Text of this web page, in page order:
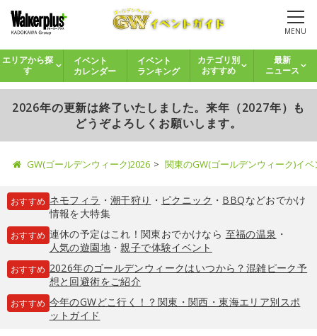
MENU
エリアから探
す
イベント
カレンダー
イベント
ランキング
カテゴリ別
おすすめ
最新
ニュース
2026年の更新は終了いたしました。来年（2027年）も
どうぞよろしくお願いします。
GW(ゴールデンウィーク)2026 関東のGW(ゴールデンウィーク)イ
おすすめ ネモフィラ ・ 潮干狩り ・ ピクニック ・ BBQなどおでかけ
情報を大特集
おすすめ 連休の予定はこれ！関東おでかけなら 至福の温泉 ・
人気の遊園地・親子で体験イベント
おすすめ 2026年のゴールデンウィークはいつから？混雑ピーク予
想と回避術をご紹介
おすすめ 今年のGWどこ行く！？関東・関西・東海エリア別スポ
ットガイド